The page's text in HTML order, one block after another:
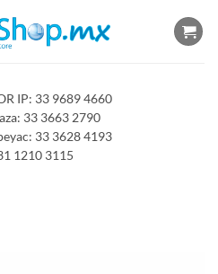
IP: 33 9689 4660
33 3663 2790
33 3628 4193
1210 3115